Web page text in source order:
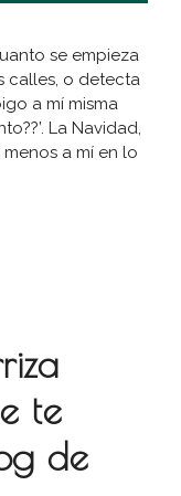
se empieza
calles, o detecta
a mí misma
La Navidad,
menos a mí en lo
te
de